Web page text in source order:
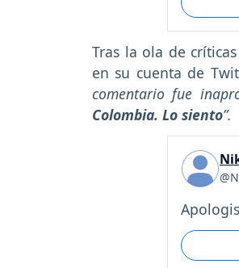
Tras la ola de
en su cuenta de
comentario fue
Colombia. Lo siento”.